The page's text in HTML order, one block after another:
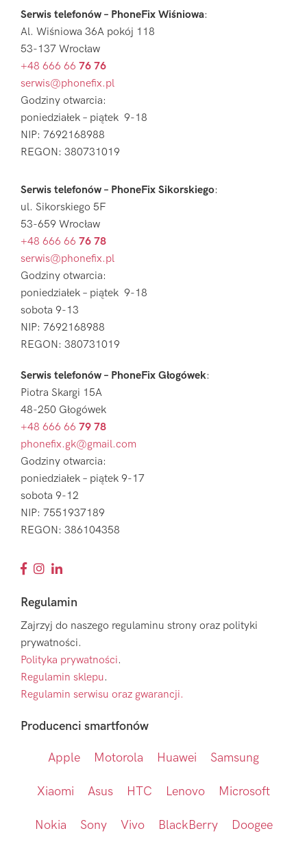
Serwis telefonów – PhoneFix Wiśniowa:
Al. Wiśniowa 36A pokój 118
53-137 Wrocław
+48 666 66 76 76
serwis@phonefix.pl
Godziny otwarcia:
poniedziałek – piątek 9-18
NIP: 7692168988
REGON: 380731019
Serwis telefonów – PhoneFix Sikorskiego:
ul. Sikorskiego 5F
53-659 Wrocław
+48 666 66 76 78
serwis@phonefix.pl
Godziny otwarcia:
poniedziałek – piątek 9-18
sobota 9-13
NIP: 7692168988
REGON: 380731019
Serwis telefonów – PhoneFix Głogówek:
Piotra Skargi 15A
48-250 Głogówek
+48 666 66 79 78
phonefix.gk@gmail.com
Godziny otwarcia:
poniedziałek – piątek 9-17
sobota 9-12
NIP: 7551937189
REGON: 386104358
Regulamin
Zajrzyj do naszego regulaminu strony oraz polityki
prywatności.
Polityka prywatności.
Regulamin sklepu.
Regulamin serwisu oraz gwarancji.
Producenci smartfonów
Apple Motorola Huawei Samsung
Xiaomi Asus HTC Lenovo Microsoft
Nokia Sony Vivo BlackBerry Doogee